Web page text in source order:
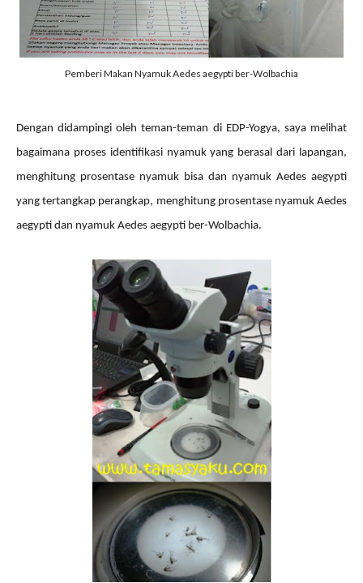
Pemberi Makan Nyamuk Aedes aegypti ber-Wolbachia
Dengan didampingi oleh teman-teman di EDP-Yogya, saya melihat
bagaimana proses identifikasi nyamuk yang berasal dari lapangan,
menghitung prosentase nyamuk bisa dan nyamuk Aedes aegypti
yang tertangkap perangkap, menghitung prosentase nyamuk Aedes
aegypti dan nyamuk Aedes aegypti ber-Wolbachia.